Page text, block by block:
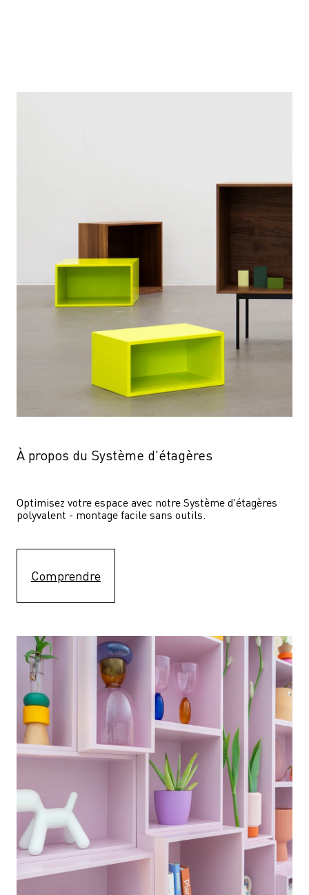
À propos du Système d'étagères
Optimisez votre espace avec notre Système d'étagères
polyvalent - montage facile sans outils.
Comprendre